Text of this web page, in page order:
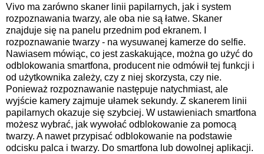
Vivo ma zarówno skaner linii papilarnych, jak i system
rozpoznawania twarzy, ale oba nie są łatwe. Skaner
znajduje się na panelu przednim pod ekranem. I
rozpoznawanie twarzy - na wysuwanej kamerze do selfie.
Nawiasem mówiąc, co jest zaskakujące, można go użyć do
odblokowania smartfona, producent nie odmówił tej funkcji i
od użytkownika zależy, czy z niej skorzysta, czy nie.
Ponieważ rozpoznawanie następuje natychmiast, ale
wyjście kamery zajmuje ułamek sekundy. Z skanerem linii
papilarnych okazuje się szybciej. W ustawieniach smartfona
możesz wybrać, jak wywołać odblokowanie za pomocą
twarzy. A nawet przypisać odblokowanie na podstawie
odcisku palca i twarzy. Do smartfona lub dowolnej aplikacji.